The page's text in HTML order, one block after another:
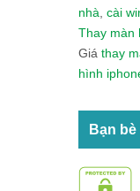
nhà cài
Thay màn
Giá thay
hình
Bạn bè